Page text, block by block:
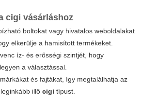
cigi vásárláshoz
boltokat vagy hivatalos weboldalakat
elkerülje a hamisított termékeket.
íz- és erősségi szintjét, hogy
a választással.
és fajtákat, így megtalálhatja az
illő cigi típust.